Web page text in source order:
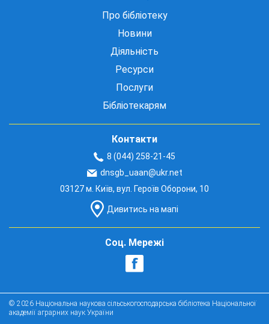
Про бібліотеку
Новини
Діяльність
Ресурси
Послуги
Бібліотекарям
Контакти
8 (044) 258-21-45
dnsgb_uaan@ukr.net
03127 м. Київ, вул. Героїв Оборони, 10
Дивитись на мапі
Соц. Мережі
© 2026 Національна наукова сільськогосподарська бібліотека Національної
академії аграрних наук України